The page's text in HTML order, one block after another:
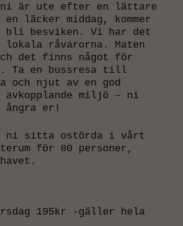
ni är ute efter en lättare
läcker middag, kommer
besviken. Vi har det
råvarorna. Maten
det finns något för
Ta en bussresa till
och njut av en god
miljö – ni
ångra er!
ni sitta ostörda i vårt
för 80 personer,
195kr -gäller hela